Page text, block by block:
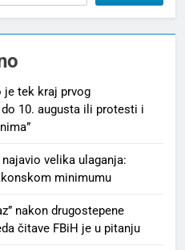
je tek kraj prvog
10. augusta ili protesti i
velika ulaganja:
minimumu
nakon drugostepene
čitave FBiH je u pitanju